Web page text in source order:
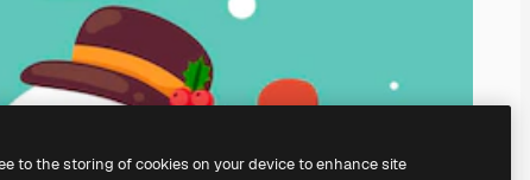
to the storing of cookies on your device to enhance site